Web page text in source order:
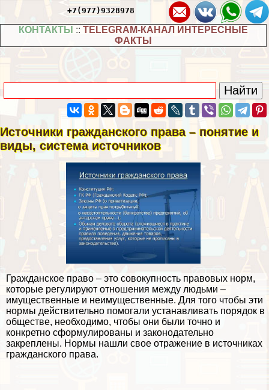
+7(977)9328978
КОНТАКТЫ :: TELEGRAM-КАНАЛ ИНТЕРЕСНЫЕ
ФАКТЫ
Источники гражданского права – понятие и
виды, система источников
Гражданское право – это совокупность правовых норм,
которые регулируют отношения между людьми –
имущественные и неимущественные. Для того чтобы эти
нормы действительно помогали устанавливать порядок в
обществе, необходимо, чтобы они были точно и
конкретно сформулированы и законодательно
закреплены. Нормы нашли свое отражение в источниках
гражданского права.